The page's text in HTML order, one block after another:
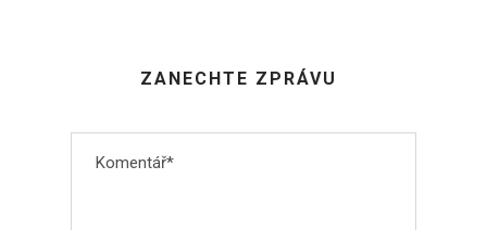
ZANECHTE ZPRÁVU